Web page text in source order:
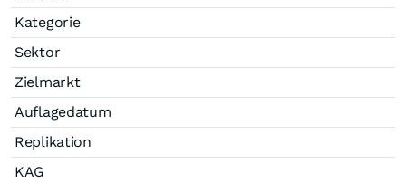
Kategorie
Sektor
Zielmarkt
Auflagedatum
Replikation
KAG